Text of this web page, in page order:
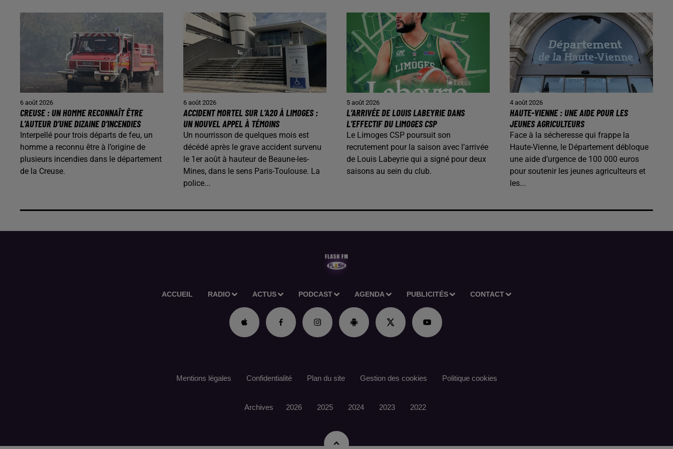
6 août 2026
CREUSE : UN HOMME RECONNAÎT ÊTRE
L’AUTEUR D’UNE DIZAINE D’INCENDIES
Interpellé pour trois départs de feu, un
homme a reconnu être à l’origine de
plusieurs incendies dans le département
de la Creuse.
6 août 2026
ACCIDENT MORTEL SUR L’A20 À LIMOGES :
UN NOUVEL APPEL À TÉMOINS
Un nourrisson de quelques mois est
décédé après le grave accident survenu
le 1er août à hauteur de Beaune-les-
Mines, dans le sens Paris-Toulouse. La
police...
5 août 2026
L’ARRIVÉE DE LOUIS LABEYRIE DANS
L’EFFECTIF DU LIMOGES CSP
Le Limoges CSP poursuit son
recrutement pour la saison avec l’arrivée
de Louis Labeyrie qui a signé pour deux
saisons au sein du club.
4 août 2026
HAUTE-VIENNE : UNE AIDE POUR LES
JEUNES AGRICULTEURS
Face à la sécheresse qui frappe la
Haute-Vienne, le Département débloque
une aide d’urgence de 100 000 euros
pour soutenir les jeunes agriculteurs et
les...
ACCUEIL RADIO ACTUS PODCAST AGENDA PUBLICITÉS CONTACT
Mentions légales Confidentialité Plan du site Gestion des cookies Politique cookies
Archives 2026 2025 2024 2023 2022